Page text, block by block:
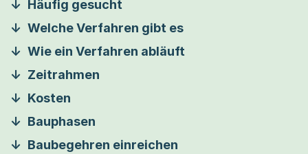
Häufig gesucht
Welche Verfahren gibt es
Wie ein Verfahren abläuft
Zeitrahmen
Kosten
Bauphasen
Baubegehren einreichen